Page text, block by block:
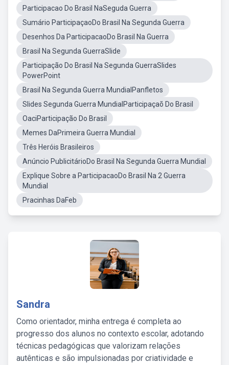
Participacao Do Brasil NaSeguda Guerra
Sumário ParticipaçaoDo Brasil Na Segunda Guerra
Desenhos Da ParticipacaoDo Brasil Na Guerra
Brasil Na Segunda GuerraSlide
Participação Do Brasil Na Segunda GuerraSlides
PowerPoint
Brasil Na Segunda Guerra MundialPanfletos
Slides Segunda Guerra MundialParticipaçaõ Do Brasil
OaciParticipação Do Brasil
Memes DaPrimeira Guerra Mundial
Três Heróis Brasileiros
Anúncio PublicitárioDo Brasil Na Segunda Guerra Mundial
Explique Sobre a ParticipacaoDo Brasil Na 2 Guerra
Mundial
Pracinhas DaFeb
Sandra
Como orientador, minha entrega é completa ao
progresso dos alunos no contexto escolar, adotando
técnicas pedagógicas que valorizam relações
autênticas e são impulsionadas por criatividade e